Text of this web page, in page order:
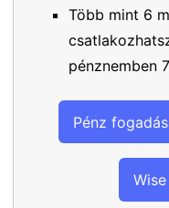
Több mint 6
pénznemben
Pénz